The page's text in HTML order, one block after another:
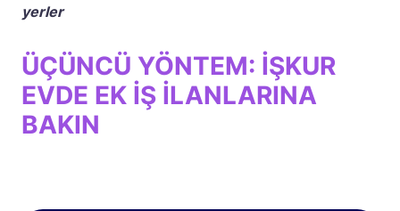
yerler
ÜÇÜNCÜ YÖNTEM: İŞKUR
EVDE EK İŞ İLANLARINA
BAKIN